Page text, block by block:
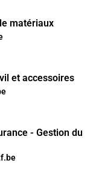
matériaux
et accessoires
- Gestion du